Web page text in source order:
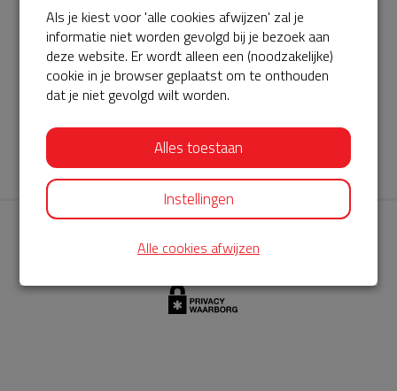
AED360-ProCardio
ServiceBuurtAED wordt aangeboden door de Hartstichting en
AED360-ProCardio. Net als bij BuurtAED is AED360-ProCardio
de leverancier van het servicepakket en ontzorgen zij jou de
komende jaren. AED360-ProCardio is gespecialiseerd in de
levering en het onderhoud van Philips AED’s.
Als je kiest voor 'alle cookies afwijzen' zal je
informatie niet worden gevolgd bij je bezoek aan
deze website. Er wordt alleen een (noodzakelijke)
cookie in je browser geplaatst om te onthouden
dat je niet gevolgd wilt worden.
Alles toestaan
Instellingen
Alle cookies afwijzen